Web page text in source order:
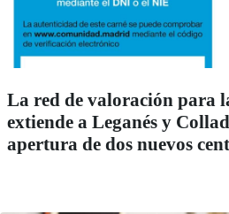
La red de valoración para
extiende a Leganés y
apertura de dos nuevos